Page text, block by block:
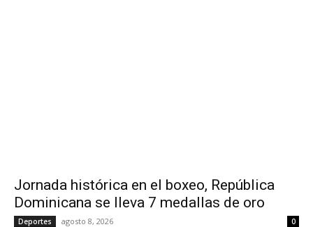
Jornada histórica en el boxeo, República
Dominicana se lleva 7 medallas de oro
Deportes agosto 8, 2026 0